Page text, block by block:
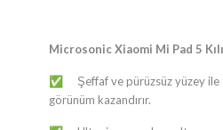
Microsonic Xiaomi Mi Pad 5
✅ Şeffaf ve pürüzsüz yüzey
görünüm kazandırır.